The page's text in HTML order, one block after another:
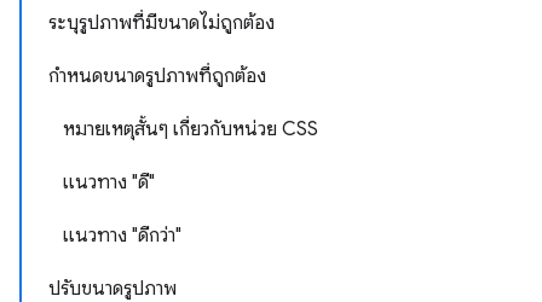
ระบุรูปภาพที่มีขนาดไม่ถูกต้อง
กำหนดขนาดรูปภาพที่ถูกต้อง
หมายเหตุสั้นๆ เกี่ยวกับหน่วย CSS
แนวทาง "ดี"
แนวทาง "ดีกว่า"
ปรับขนาดรูปภาพ